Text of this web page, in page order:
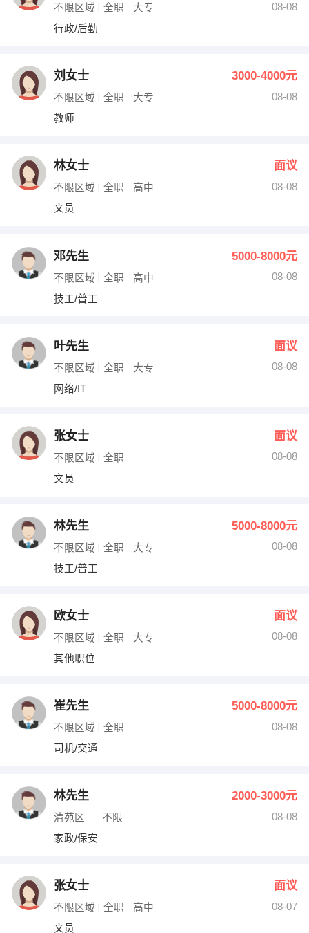
不限区域 全职 大专
08-08
行政/后勤
刘女士 3000-4000元
不限区域 全职 大专
08-08
教师
林女士 面议
不限区域 全职 高中
08-08
文员
邓先生 5000-8000元
不限区域 全职 高中
08-08
技工/普工
叶先生 面议
不限区域 全职 大专
08-08
网络/IT
张女士 面议
不限区域 全职
08-08
文员
林先生 5000-8000元
不限区域 全职 大专
08-08
技工/普工
欧女士 面议
不限区域 全职 大专
08-08
其他职位
崔先生 5000-8000元
不限区域 全职
08-08
司机/交通
林先生 2000-3000元
清苑区 不限
08-08
家政/保安
张女士 面议
不限区域 全职 高中
08-07
文员